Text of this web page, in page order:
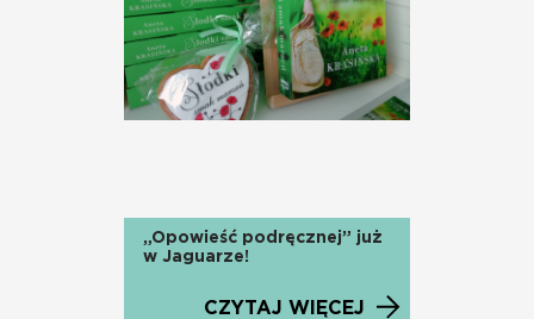
CZYTAJ WIĘCEJ
„Opowieść podręcznej” już
w Jaguarze!